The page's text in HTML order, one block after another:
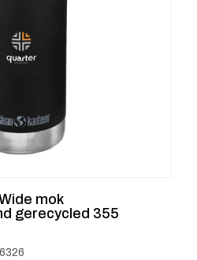
mok
gerecycled 355